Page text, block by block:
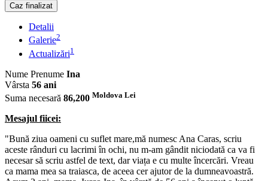
Caz finalizat
Detalii
Galerie2
Actualizări1
Nume Prenume Ina
Vârsta 56 ani
Suma necesară 86,200 Moldova Lei
Mesajul fiicei:
"Bună ziua oameni cu suflet mare,mă numesc Ana Caras, scriu
aceste rânduri cu lacrimi în ochi, nu m-am gândit niciodată ca va fi
necesar să scriu astfel de text, dar viața e cu multe încercări. Vreau
ca mama mea sa traiasca, de aceea cer ajutor de la dumneavoastră.